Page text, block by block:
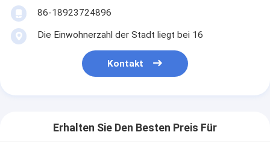
86-18923724896
Die Einwohnerzahl der Stadt liegt bei 16
Kontakt
Erhalten Sie Den Besten Preis Für